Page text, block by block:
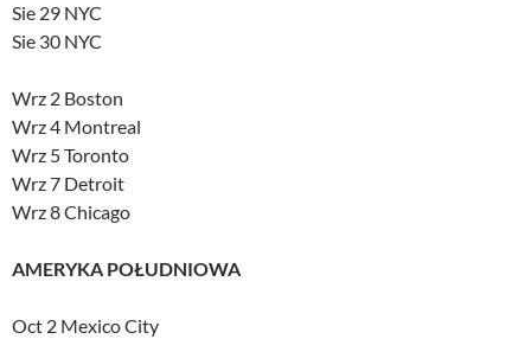
Sie 29 NYC
Sie 30 NYC
Wrz 2 Boston
Wrz 4 Montreal
Wrz 5 Toronto
Wrz 7 Detroit
Wrz 8 Chicago
AMERYKA POŁUDNIOWA
Oct 2 Mexico City